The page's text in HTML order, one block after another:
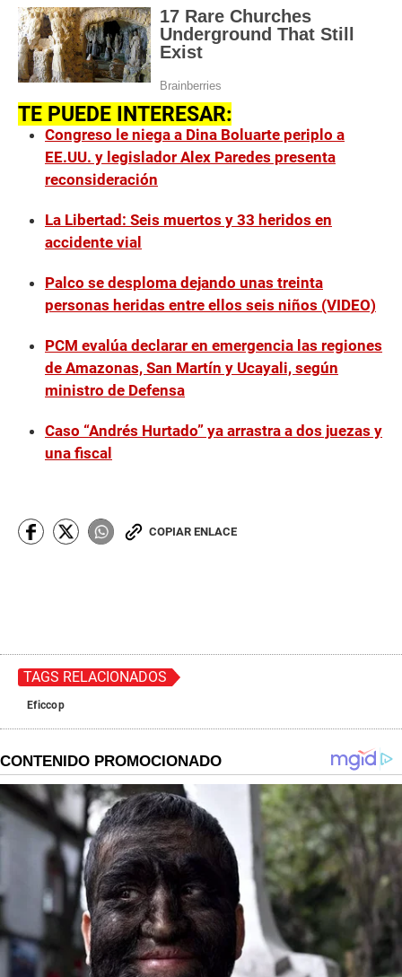
TE PUEDE INTERESAR:
Congreso le niega a Dina Boluarte periplo a
EE.UU. y legislador Alex Paredes presenta
reconsideración
La Libertad: Seis muertos y 33 heridos en
accidente vial
Palco se desploma dejando unas treinta
personas heridas entre ellos seis niños (VIDEO)
PCM evalúa declarar en emergencia las regiones
de Amazonas, San Martín y Ucayali, según
ministro de Defensa
Caso “Andrés Hurtado” ya arrastra a dos juezas y
una fiscal
COPIAR ENLACE
TAGS RELACIONADOS
Eficcop